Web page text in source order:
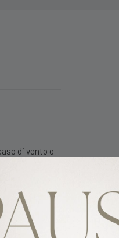
di vento o
rende
che